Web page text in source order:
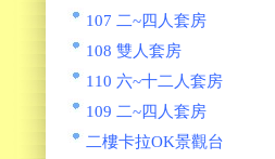
107 二~四人套房
108 雙人套房
110 六~十二人套房
109 二~四人套房
二樓卡拉OK景觀台